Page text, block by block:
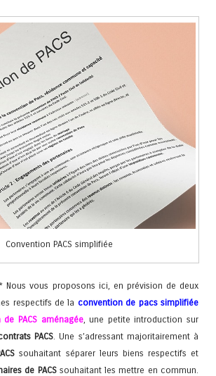
Convention PACS simplifiée
Nous vous proposons ici, en prévision de deux
respectifs de la convention de pacs simplifiée
PACS aménagée, une petite introduction sur
PACS . Une s’adressant majoritairement à
souhaitant séparer leurs biens respectifs et
de PACSsouhaitant les mettre en commun.